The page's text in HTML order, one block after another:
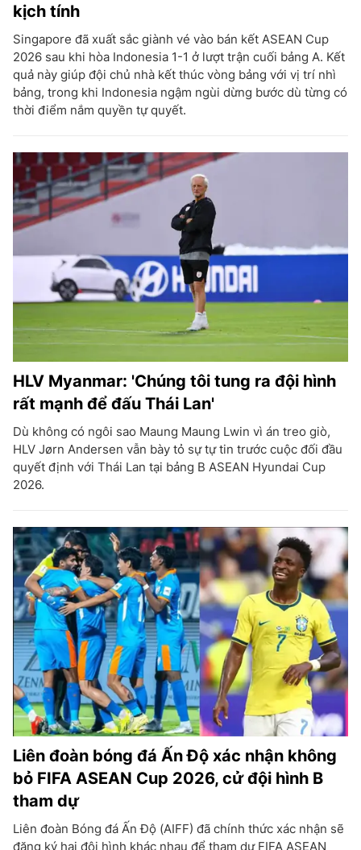
kịch tính
Singapore đã xuất sắc giành vé vào bán kết ASEAN Cup
2026 sau khi hòa Indonesia 1-1 ở lượt trận cuối bảng A. Kết
quả này giúp đội chủ nhà kết thúc vòng bảng với vị trí nhì
bảng, trong khi Indonesia ngậm ngùi dừng bước dù từng có
thời điểm nắm quyền tự quyết.
HLV Myanmar: 'Chúng tôi tung ra đội hình
rất mạnh để đấu Thái Lan'
Dù không có ngôi sao Maung Maung Lwin vì án treo giò,
HLV Jørn Andersen vẫn bày tỏ sự tự tin trước cuộc đối đầu
quyết định với Thái Lan tại bảng B ASEAN Hyundai Cup
2026.
Liên đoàn bóng đá Ấn Độ xác nhận không
bỏ FIFA ASEAN Cup 2026, cử đội hình B
tham dự
Liên đoàn Bóng đá Ấn Độ (AIFF) đã chính thức xác nhận sẽ
đăng ký hai đội hình khác nhau để tham dự FIFA ASEAN